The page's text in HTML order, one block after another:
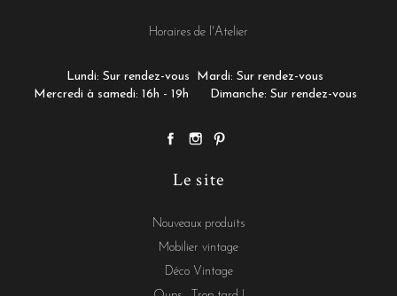
Horaires de l'Atelier
Lundi: Sur rendez-vous
Mardi: Sur rendez-vous
Mercredi à samedi: 16h - 19h
Dimanche: Sur rendez-vous
Le site
Nouveaux produits
Mobilier vintage
Déco Vintage